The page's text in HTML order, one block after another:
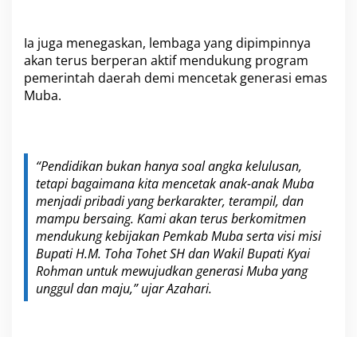
g
s
a
Ia juga menegaskan, lembaga yang dipimpinnya
akan terus berperan aktif mendukung program
pemerintah daerah demi mencetak generasi emas
Muba.
“Pendidikan bukan hanya soal angka kelulusan,
tetapi bagaimana kita mencetak anak-anak Muba
menjadi pribadi yang berkarakter, terampil, dan
mampu bersaing. Kami akan terus berkomitmen
mendukung kebijakan Pemkab Muba serta visi misi
Bupati H.M. Toha Tohet SH dan Wakil Bupati Kyai
Rohman untuk mewujudkan generasi Muba yang
unggul dan maju,” ujar Azahari.